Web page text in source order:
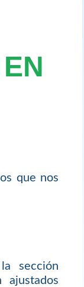
que nos
sección